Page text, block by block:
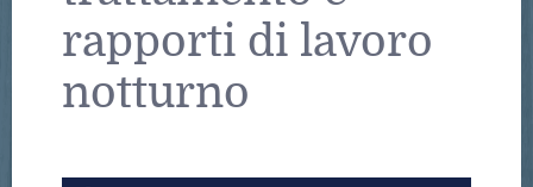
rapporti di lavoro
notturno